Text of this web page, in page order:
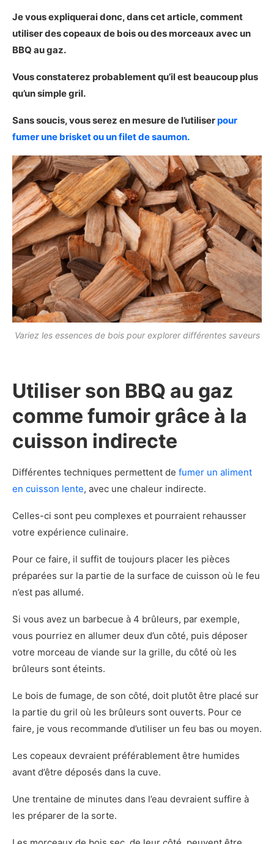
Je vous expliquerai donc, dans cet article, comment
utiliser des copeaux de bois ou des morceaux avec un
BBQ au gaz.
Vous constaterez probablement qu’il est beaucoup plus
qu’un simple gril.
Sans soucis, vous serez en mesure de l’utiliserpour
fumer une brisket ou un filet de saumon.
Variez les essences de bois pour explorer différentes saveurs
Utiliser son BBQ au gaz
comme fumoir grâce à la
cuisson indirecte
Différentes techniques permettent de fumer un aliment
en cuisson lente, avec une chaleur indirecte.
Celles-ci sont peu complexes et pourraient rehausser
votre expérience culinaire.
Pour ce faire, il suffit de toujours placer les pièces
préparées sur la partie de la surface de cuisson où le feu
n’est pas allumé.
Si vous avez un barbecue à 4 brûleurs, par exemple,
vous pourriez en allumer deux d’un côté, puis déposer
votre morceau de viande sur la grille, du côté où les
brûleurs sont éteints.
Le bois de fumage, de son côté, doit plutôt être placé sur
la partie du gril où les brûleurs sont ouverts. Pour ce
faire, je vous recommande d’utiliser un feu bas ou moyen.
Les copeaux devraient préférablement être humides
avant d’être déposés dans la cuve.
Une trentaine de minutes dans l’eau devraient suffire à
les préparer de la sorte.